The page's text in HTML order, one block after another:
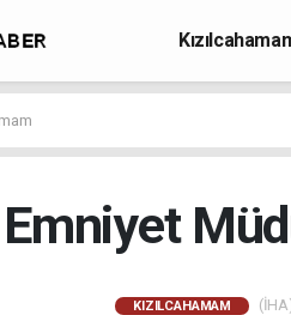
Emniyet
KIZILCAHAMAM